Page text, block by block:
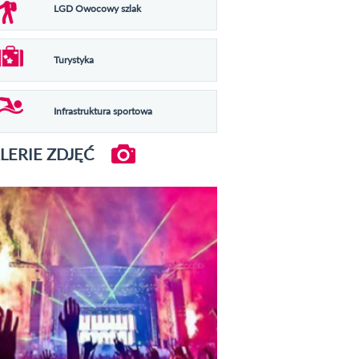
LGD Owocowy szlak
Turystyka
Infrastruktura sportowa
ZDJĘĆ